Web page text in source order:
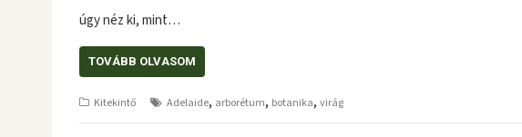
úgy néz ki, mint…
TOVÁBB OLVASOM
Kitekintő Adelaide, arborétum, botanika, virág